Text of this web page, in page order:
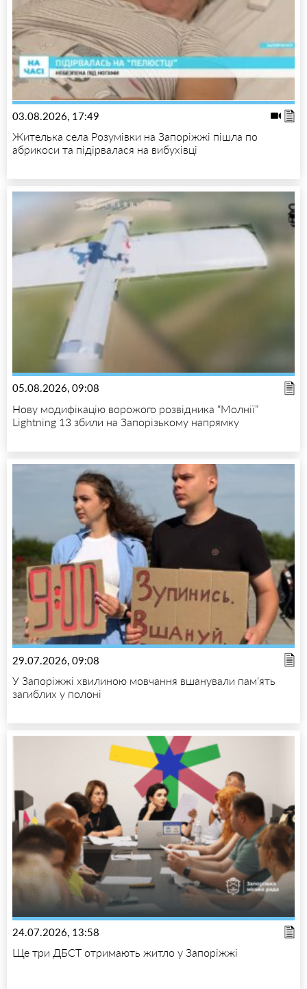
03.08.2026, 17:49
Жителька села Розумівки на Запоріжжі пішла по
абрикоси та підірвалася на вибухівці
05.08.2026, 09:08
Нову модифікацію ворожого розвідника “Молнії”
Lightning 13 збили на Запорізькому напрямку
29.07.2026, 09:08
У Запоріжжі хвилиною мовчання вшанували пам’ять
загиблих у полоні
24.07.2026, 13:58
Ще три ДБСТ отримають житло у Запоріжжі